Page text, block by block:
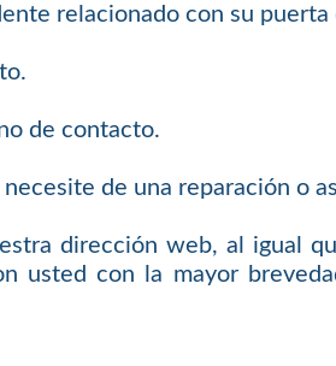
relacionado con su puerta
de contacto.
de una reparación o
dirección web, al igual
usted con la mayor